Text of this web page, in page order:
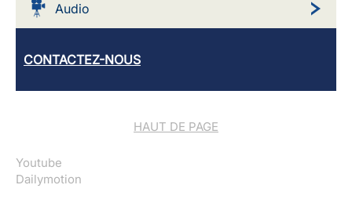
Audio
CONTACTEZ-NOUS
HAUT DE PAGE
Youtube
Dailymotion